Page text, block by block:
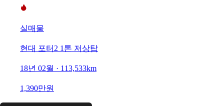
실매물
현대 포터2 1톤 저상탑
18년 02월 · 113,533km
1,390만원